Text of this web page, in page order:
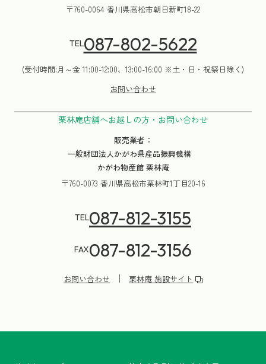
〒760-0064 香川県高松市朝日新町18-22
TEL087-802-5622
(受付時間:月～金 11:00-12:00、13:00-16:00 ※土・日・祝祭日除く)
お問い合わせ
栗林庵店舗へお越しの方・お問い合わせ
販売業者：
一般財団法人かがわ県産品振興機構
かがわ物産館 栗林庵
〒760-0073 香川県高松市栗林町1丁目20-16
TEL087-812-3155
FAX087-812-3156
お問い合わせ 栗林庵 施設サイト